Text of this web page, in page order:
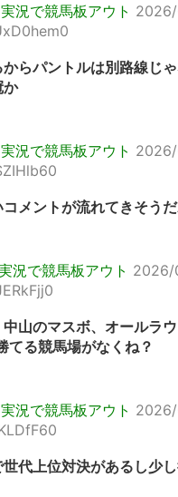
況で競馬板アウト
らパントルは別路線じ
か
況で競馬板アウト
メントが流れてきそう
況で競馬板アウト 2026/
山のマスボ、オールラ
てる競馬場がなくね？
況で競馬板アウト
代上位対決があるし少